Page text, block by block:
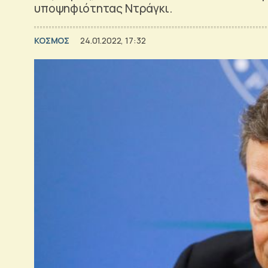
υποψηφιότητας Ντράγκι.
ΚΟΣΜΟΣ 24.01.2022, 17:32